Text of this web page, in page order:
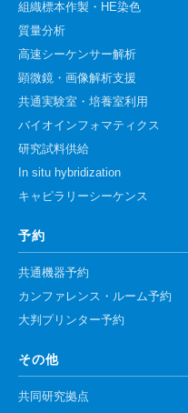
組織標本作製・HE染色
質量分析
高速シーケンサー解析
顕微鏡・画像解析支援
共通実験室・培養室利用
バイオインフォマティクス
研究試料供給
In situ hybridization
キャピラリーシーケンス
予約
共通機器予約
カンファレンス・ルーム予約
大判プリンター予約
その他
共同研究拠点